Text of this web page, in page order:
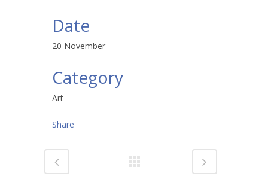
Date
20 November
Category
Art
Share